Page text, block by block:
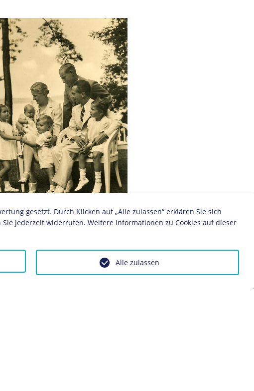
gesetzt. Durch Klicken auf „Alle zulassen“ erklären Sie sich
jederzeit widerrufen. Weitere Informationen zu Cookies auf dieser
Alle zulassen